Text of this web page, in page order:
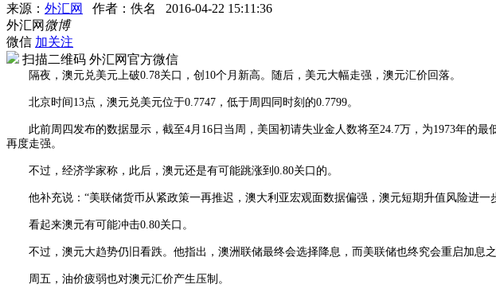
来源： 外汇网 作者：佚名
2016-04-22 15:11:36
外汇网 微博
微信 加关注
扫描二维码 外汇网官方微信
隔夜，澳元兑美元上破0.78关口，创10个月新高。随后，美元大幅走强，澳元汇价回落。
北京时间13点，澳元兑美元位于0.7747，低于周四同时刻的0.7799。
此前周四发布的数据显示，截至4月16日当周，美国初请失业金人数将至24.7万，为1973年的
再度走强。
不过，经济学家称，此后，澳元还是有可能跳涨到0.80关口的。
他补充说：“美联储货币从紧政策一再推迟，澳大利亚宏观面数据偏强，澳元短期升值风险进一
看起来澳元有可能冲击0.80关口。
不过，澳元大趋势仍旧看跌。他指出，澳洲联储最终会选择降息，而美联储也终究会重启加息
周五，油价疲弱也对澳元汇价产生压制。